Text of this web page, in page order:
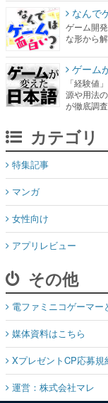
なんで
ゲーム開
な形から
ゲーム
「経験値
源や用法
が徹底調査
カテゴリ
特集記事
マンガ
女性向け
アプリレビュー
その他
電ファミニコゲーマー
媒体資料はこちら
XプレゼントCP応募規
運営：株式会社マレ